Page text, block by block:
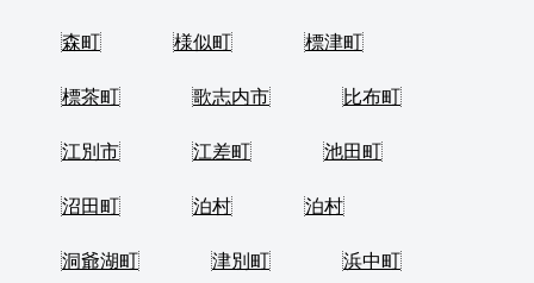
森町 様似町 標津町
標茶町 歌志内市 比布町
江別市 江差町 池田町
沼田町 泊村 泊村
洞爺湖町 津別町 浜中町